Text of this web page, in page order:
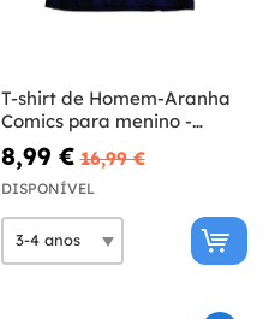
T-shirt de Homem-Aranha
Comics para menino -
Marvel
8,99 € 16,99 €
DISPONÍVEL